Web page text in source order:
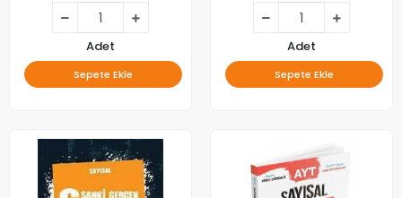
Adet
Sepete Ekle
Adet
Sepete Ekle